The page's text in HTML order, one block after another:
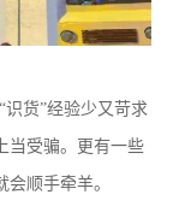
货”经验少又苛求
当受骗。更有一些
顺手牵羊。